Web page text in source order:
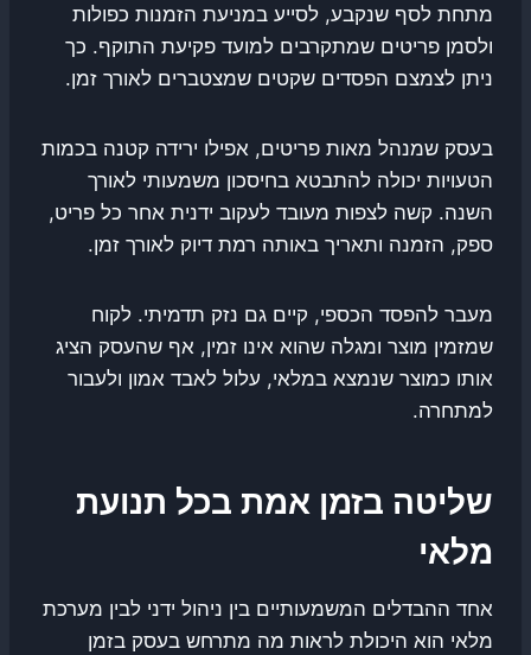
מתחת לסף שנקבע, לסייע במניעת הזמנות כפולות
ולסמן פריטים שמתקרבים למועד פקיעת התוקף. כך
ניתן לצמצם הפסדים שקטים שמצטברים לאורך זמן.
בעסק שמנהל מאות פריטים, אפילו ירידה קטנה בכמות
הטעויות יכולה להתבטא בחיסכון משמעותי לאורך
השנה. קשה לצפות מעובד לעקוב ידנית אחר כל פריט,
ספק, הזמנה ותאריך באותה רמת דיוק לאורך זמן.
מעבר להפסד הכספי, קיים גם נזק תדמיתי. לקוח
שמזמין מוצר ומגלה שהוא אינו זמין, אף שהעסק הציג
אותו כמוצר שנמצא במלאי, עלול לאבד אמון ולעבור
למתחרה.
שליטה בזמן אמת בכל תנועת
מלאי
אחד ההבדלים המשמעותיים בין ניהול ידני לבין מערכת
מלאי הוא היכולת לראות מה מתרחש בעסק בזמן